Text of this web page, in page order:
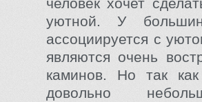
уютной. У
ассоциируется с
являются очень
каминов. Но так
довольно